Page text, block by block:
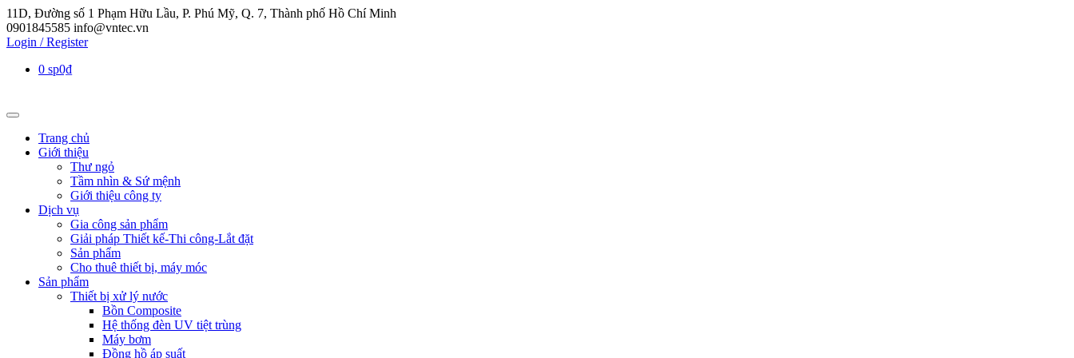
11D, Đường số 1 Phạm Hữu Lầu, P. Phú Mỹ, Q. 7, Thành phố Hồ Chí Minh
0901845585 info@vntec.vn
Login / Register
0 sp0₫
Trang chủ
Giới thiệu
Thư ngỏ
Tầm nhìn & Sứ mệnh
Giới thiệu công ty
Dịch vụ
Gia công sản phẩm
Giải pháp Thiết kế-Thi công-Lắt đặt
Sản phẩm
Cho thuê thiết bị, máy móc
Sản phẩm
Thiết bị xử lý nước
Bồn Composite
Hệ thống đèn UV tiệt trùng
Máy bơm
Đồng hồ áp suất